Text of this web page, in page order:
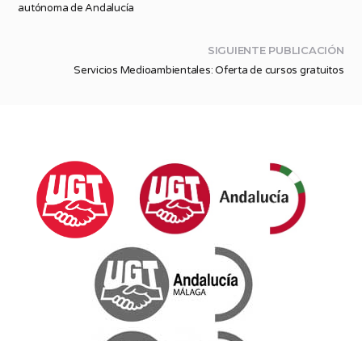
autónoma de Andalucía
SIGUIENTE PUBLICACIÓN
Servicios Medioambientales: Oferta de cursos gratuitos